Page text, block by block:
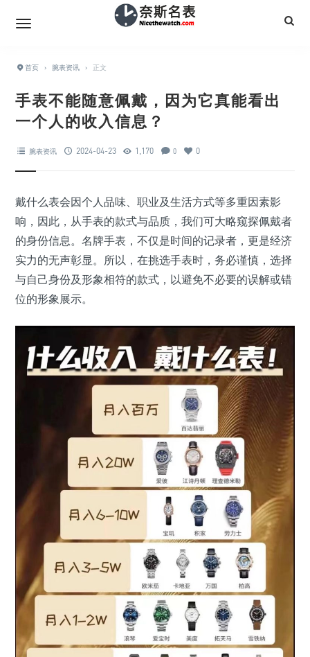
首页 › 腕表资讯 › 正文
手表不能随意佩戴，因为它真能看出
一个人的收入信息？
腕表资讯 2024-04-23 1,170 0 0
戴什么表会因个人品味、职业及生活方式等多重因素影
响，因此，从手表的款式与品质，我们可大略窥探佩戴者
的身份信息。名牌手表，不仅是时间的记录者，更是经济
实力的无声彰显。所以，在挑选手表时，务必谨慎，选择
与自己身份及形象相符的款式，以避免不必要的误解或错
位的形象展示。